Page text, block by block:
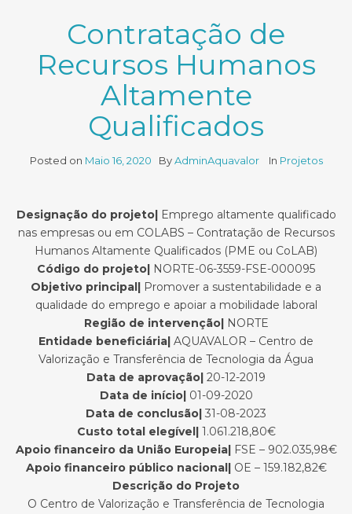
Contratação de
Recursos Humanos
Altamente
Qualificados
Posted on Maio 16, 2020 ByAdminAquavalor In Projetos
Designação do projeto|Emprego altamente qualificado
nas empresas ou em COLABS – Contratação de Recursos
Humanos Altamente Qualificados (PME ou CoLAB)
Código do projeto| NORTE-06-3559-FSE-000095
Objetivo principal| Promover a sustentabilidade e a
qualidade do emprego e apoiar a mobilidade laboral
Região de intervenção|NORTE
Entidade beneficiária| AQUAVALOR – Centro de
Valorização e Transferência de Tecnologia da Água
Data de aprovação| 20-12-2019
Data de início|01-09-2020
Data de conclusão| 31-08-2023
Custo total elegível|1.061.218,80€
Apoio financeiro da União Europeia|FSE – 902.035,98€
Apoio financeiro público nacional|OE – 159.182,82€
Descrição do Projeto
O Centro de Valorização e Transferência de Tecnologia